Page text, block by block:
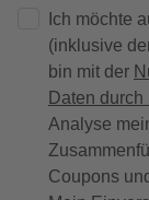
Ich möchte
(inklusive
bin mit der
Daten durch
Analyse
Coupons